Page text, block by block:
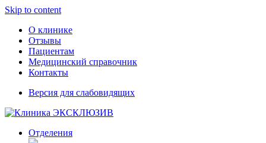
Skip to content
О клинике
Отзывы
Пациентам
Медицинский справочник
Контакты
Версия для слабовидящих
Отделения